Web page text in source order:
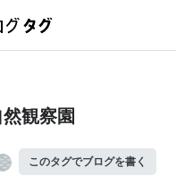
観察園
このタグでブログを書く